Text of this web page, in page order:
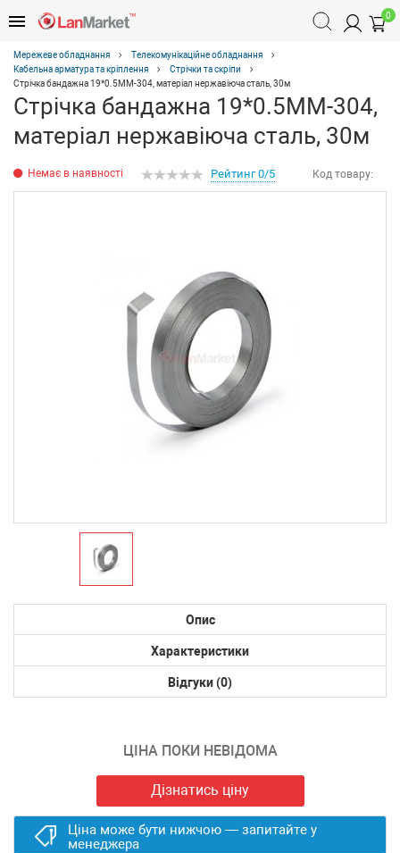
0
Мережеве обладнання
Телекомунікаційне обладнання
Кабельна арматура та кріплення
Стрічки та скріпи
Стрічка бандажна 19*0.5MM-304, матеріал нержавіюча сталь, 30м
Стрічка бандажна 19*0.5MM-304,
матеріал нержавіюча сталь, 30м
Немає в наявності Код товару:
Рейтинг 0/5
Опис
Характеристики
Відгуки (0)
ЦІНА ПОКИ НЕВІДОМА
Дізнатись ціну
Ціна може бути нижчою — запитайте у
менеджера